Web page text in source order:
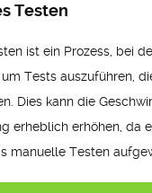
Testen
ist ein Prozess, bei
Tests auszuführen,
Dies kann die
erheblich erhöhen, da
manuelle Testen